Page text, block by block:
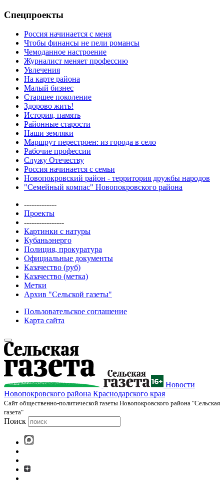
Спецпроекты
Россия начинается с меня
Чтобы финансы не пели романсы
Чемоданное настроение
Журналист меняет профессию
Увлечения
На карте района
Малый бизнес
Старшее поколение
Здорово жить!
История, память
Районные старости
Наши земляки
Маршрут перестроен: из города в село
Рабочие профессии
Служу Отечеству
Россия начинается с семьи
Новопокровский район - территория дружбы народов
"Семейный компас" Новопокровского района
-------------
Проекты
----------------
Картинки с натуры
Кубаньэнерго
Полиция, прокуратура
Официальные документы
Казачество (руб)
Казачество (метка)
Метки
Архив "Сельской газеты"
Пользовательское соглашение
Карта сайта
Новости
Новопокровского района Краснодарского края
Cайт общественно-политической газеты Новопокровского района "Сельская
газета"
Поиск